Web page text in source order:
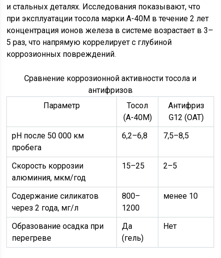
и стальных деталях. Исследования показывают, что
при эксплуатации тосола марки А-40М в течение 2 лет
концентрация ионов железа в системе возрастает в 3–
5 раз, что напрямую коррелирует с глубиной
коррозионных повреждений.
Сравнение коррозионной активности тосола и
антифризов
Параметр
Тосол
(А-40М)
Антифриз
G12 (OAT)
pH после 50 000 км
пробега
6,2–6,8 7,5–8,5
Скорость коррозии
алюминия, мкм/год
15–25 2–5
Содержание силикатов
через 2 года, мг/л
800–
1200
менее 10
Образование осадка при
перегреве
Да
(гель)
Нет